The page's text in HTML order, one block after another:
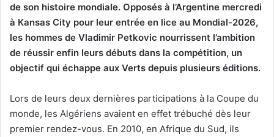
de son histoire mondiale. Opposés à l’Argentine mercredi
à Kansas City pour leur entrée en lice au Mondial-2026,
les hommes de Vladimir Petkovic nourrissent l’ambition
de réussir enfin leurs débuts dans la compétition, un
objectif qui échappe aux Verts depuis plusieurs éditions.
Lors de leurs deux dernières participations à la Coupe du
monde, les Algériens avaient en effet trébuché dès leur
premier rendez-vous. En 2010, en Afrique du Sud, ils